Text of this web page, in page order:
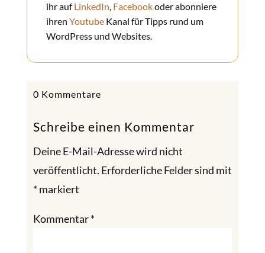
ihr aufLinkedIn, Facebookoder abonniere
ihren YoutubeKanal für Tipps rund um
WordPress und Websites.
0 Kommentare
Schreibe einen Kommentar
Deine E-Mail-Adresse wird nicht
veröffentlicht. Erforderliche Felder sind mit
*markiert
Kommentar*